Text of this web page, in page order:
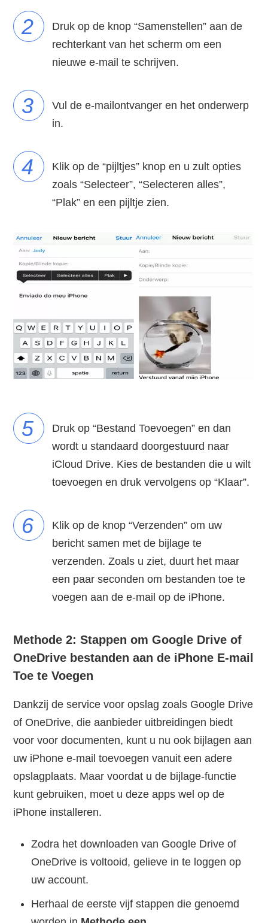
2
Druk op de knop “Samenstellen” aan de
rechterkant van het scherm om een
nieuwe e-mail te schrijven.
3
Vul de e-mailontvanger en het onderwerp
in.
4
Klik op de “pijltjes” knop en u zult opties
zoals “Selecteer”, “Selecteren alles”,
“Plak” en een pijltje zien.
5
Druk op “Bestand Toevoegen” en dan
wordt u standaard doorgestuurd naar
iCloud Drive. Kies de bestanden die u wilt
toevoegen en druk vervolgens op “Klaar”.
6
Klik op de knop “Verzenden” om uw
bericht samen met de bijlage te
verzenden. Zoals u ziet, duurt het maar
een paar seconden om bestanden toe te
voegen aan de e-mail op de iPhone.
Methode 2: Stappen om Google Drive of
OneDrive bestanden aan de iPhone E-mail
Toe te Voegen
Dankzij de service voor opslag zoals Google Drive
of OneDrive, die aanbieder uitbreidingen biedt
voor voor documenten, kunt u nu ook bijlagen aan
uw iPhone e-mail toevoegen vanuit een adere
opslagplaats. Maar voordat u de bijlage-functie
kunt gebruiken, moet u deze apps wel op de
iPhone installeren.
Zodra het downloaden van Google Drive of
OneDrive is voltooid, gelieve in te loggen op
uw account.
Herhaal de eerste vijf stappen die genoemd